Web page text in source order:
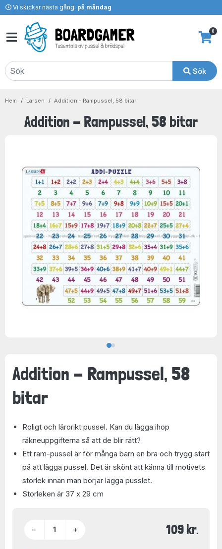
Vi skickar nästa gång: på måndag
Sök
0
Hem Larsen Addition - Rampussel, 58 bitar
Addition - Rampussel, 58 bitar
Addition - Rampussel, 58
bitar
Roligt och lärorikt pussel. Kan du lägga ihop
räkneuppgifterna så att de blir rätt?
Ett ram-pussel är för många barn en bra och trygg start
på att lägga pussel. Det är skönt att känna till motivets
storlek innan man börjar lägga pusslet.
Storleken är 37 x 29 cm
− + 109 kr.